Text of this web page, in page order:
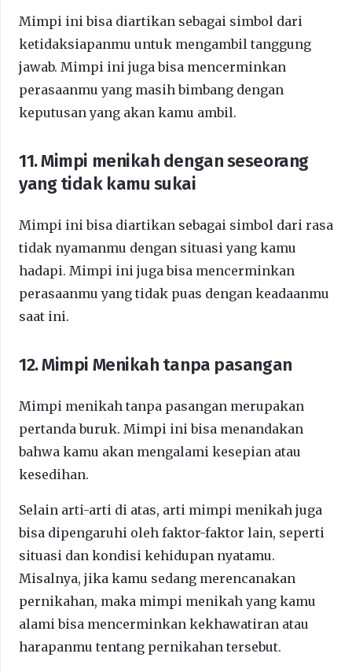
Mimpi ini bisa diartikan sebagai simbol dari
ketidaksiapanmu untuk mengambil tanggung
jawab. Mimpi ini juga bisa mencerminkan
perasaanmu yang masih bimbang dengan
keputusan yang akan kamu ambil.
11. Mimpi menikah dengan seseorang
yang tidak kamu sukai
Mimpi ini bisa diartikan sebagai simbol dari rasa
tidak nyamanmu dengan situasi yang kamu
hadapi. Mimpi ini juga bisa mencerminkan
perasaanmu yang tidak puas dengan keadaanmu
saat ini.
12. Mimpi Menikah tanpa pasangan
Mimpi menikah tanpa pasangan merupakan
pertanda buruk. Mimpi ini bisa menandakan
bahwa kamu akan mengalami kesepian atau
kesedihan.
Selain arti-arti di atas, arti mimpi menikah juga
bisa dipengaruhi oleh faktor-faktor lain, seperti
situasi dan kondisi kehidupan nyatamu.
Misalnya, jika kamu sedang merencanakan
pernikahan, maka mimpi menikah yang kamu
alami bisa mencerminkan kekhawatiran atau
harapanmu tentang pernikahan tersebut.